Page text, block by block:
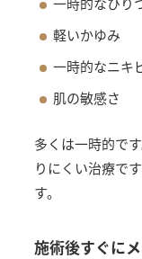
軽いかゆみ
一時的なニキ
肌の敏感さ
多くは一時的で
りにくい治療で
す。
施術後すぐに